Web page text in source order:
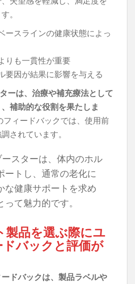
。
ースラインの健康状態によっ
りも一貫性が重要
要因が結果に影響を与える
ーは、治療や補充療法として
補助的な役割を果たしま
フィードバックでは、使用前
されています。
スターは、体内のホル
ートし、通常の老化に
な健康サポートを求め
て魅力的です。
製品を選ぶ際にユ
バックと評価が
ドバックは、製品ラベルや